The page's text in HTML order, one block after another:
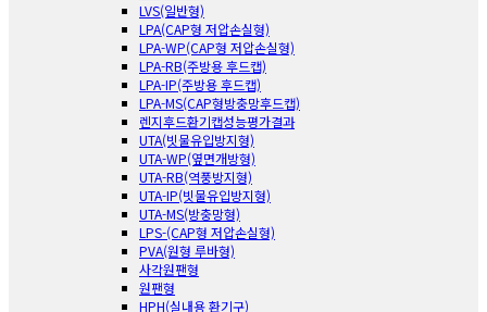
LVS(일반형)
LPA(CAP형 저압손실형)
LPA-WP(CAP형 저압손실형)
LPA-RB(주방용 후드캡)
LPA-IP(주방용 후드캡)
LPA-MS(CAP형방충망후드캡)
렌지후드환기캡성능평가결과
UTA(빗물유입방지형)
UTA-WP(옆면개방형)
UTA-RB(역풍방지형)
UTA-IP(빗물유입방지형)
UTA-MS(방충망형)
LPS-(CAP형 저압손실형)
PVA(원형 루바형)
사각원팬형
원팬형
HPH(실내용 환기구)